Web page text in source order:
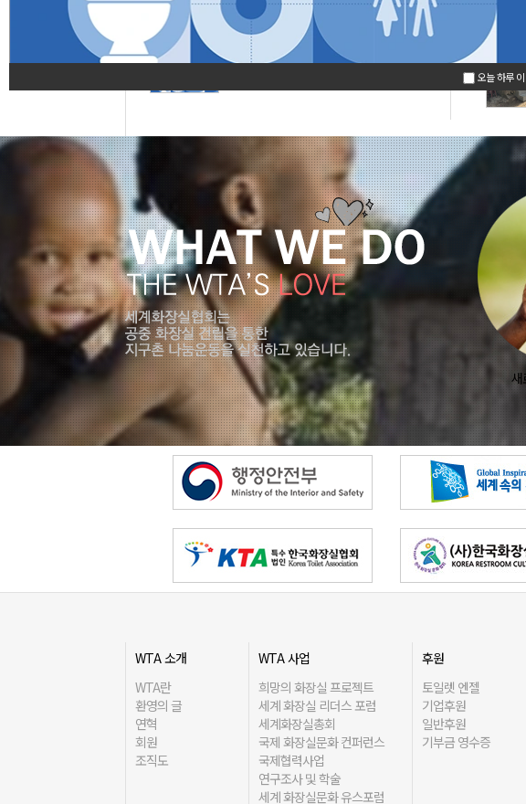
The Official Invitation to the
10th ITCC& the 8th WTA GA
새
WTA 소개
WTA란
환영의 글
연혁
회원
조직도
WTA 사업
희망의 화장실 프로젝트
세계 화장실 리더스 포럼
세계화장실총회
국제 화장실문화 컨퍼런스
국제협력사업
연구조사 및 학술
세계 화장실문화 유스포럼
후원
토일렛 엔젤
기업후원
일반후원
기부금 영수증
오늘 하루